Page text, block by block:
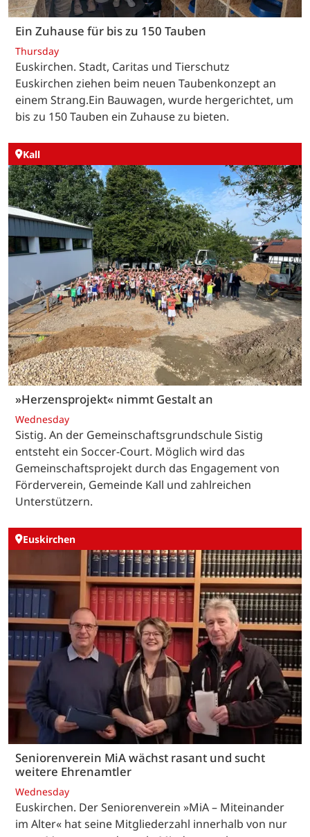
Ein Zuhause für bis zu 150 Tauben
Thursday
Euskirchen. Stadt, Caritas und Tierschutz
Euskirchen ziehen beim neuen Taubenkonzept an
einem Strang.Ein Bauwagen, wurde hergerichtet, um
bis zu 150 Tauben ein Zuhause zu bieten.
Kall
»Herzensprojekt« nimmt Gestalt an
Wednesday
Sistig. An der Gemeinschaftsgrundschule Sistig
entsteht ein Soccer-Court. Möglich wird das
Gemeinschaftsprojekt durch das Engagement von
Förderverein, Gemeinde Kall und zahlreichen
Unterstützern.
Euskirchen
Seniorenverein MiA wächst rasant und sucht
weitere Ehrenamtler
Wednesday
Euskirchen. Der Seniorenverein »MiA – Miteinander
im Alter« hat seine Mitgliederzahl innerhalb von nur